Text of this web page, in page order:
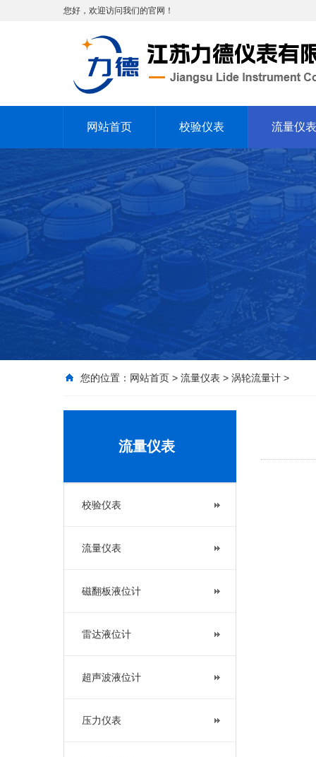
您好，欢迎访问我们的官网！
网站首页 校验仪表 流量仪表
您的位置： 网站首页 > 流量仪表 > 涡轮流量计 >
流量仪表
校验仪表
流量仪表
磁翻板液位计
雷达液位计
超声波液位计
压力仪表